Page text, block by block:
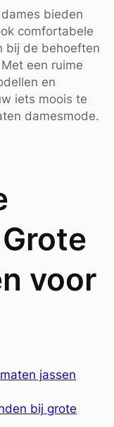
bieden
comfortabele
bij de behoeften
een ruime
en
iets moois te
damesmode.
voor
jassen
bij grote